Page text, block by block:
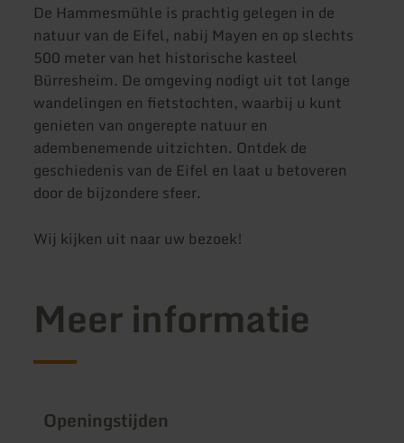
De Hammesmühle is prachtig gelegen in de
natuur van de Eifel, nabij Mayen en op slechts
500 meter van het historische kasteel
Bürresheim. De omgeving nodigt uit tot lange
wandelingen en fietstochten, waarbij u kunt
genieten van ongerepte natuur en
adembenemende uitzichten. Ontdek de
geschiedenis van de Eifel en laat u betoveren
door de bijzondere sfeer.
Wij kijken uit naar uw bezoek!
Meer informatie
Openingstijden